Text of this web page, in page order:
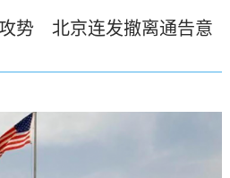
势 北京连发撤离通告意